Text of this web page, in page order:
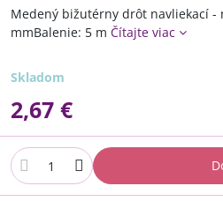
Medený bižutérny drôt navliekací -
mmBalenie: 5 m Čítajte viac
Skladom
2,67 €